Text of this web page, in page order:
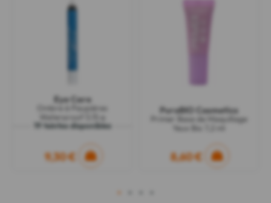
Eye Care
Ombre à Paupières
19 teintes disponibles
9,30 €
PuroBIO Cosmetics
Primer Base de Maquillage
8,60 €
1